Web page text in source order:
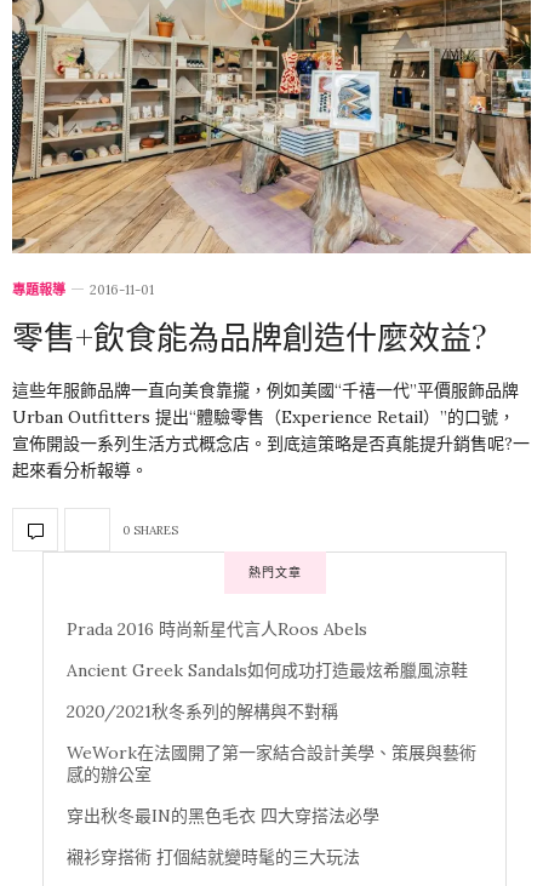
專題報導 2016-11-01
零售+飲食能為品牌創造什麼效益?
這些年服飾品牌一直向美食靠攏，例如美國“千禧一代”平價服飾品牌
Urban Outfitters 提出“體驗零售（Experience Retail）”的口號，
宣佈開設一系列生活方式概念店。到底這策略是否真能提升銷售呢?一
起來看分析報導。
0 SHARES
熱門文章
Prada 2016 時尚新星代言人Roos Abels
Ancient Greek Sandals如何成功打造最炫希臘風涼鞋
2020/2021秋冬系列的解構與不對稱
WeWork在法國開了第一家結合設計美學、策展與藝術
感的辦公室
穿出秋冬最IN的黑色毛衣 四大穿搭法必學
襯衫穿搭術 打個結就變時髦的三大玩法